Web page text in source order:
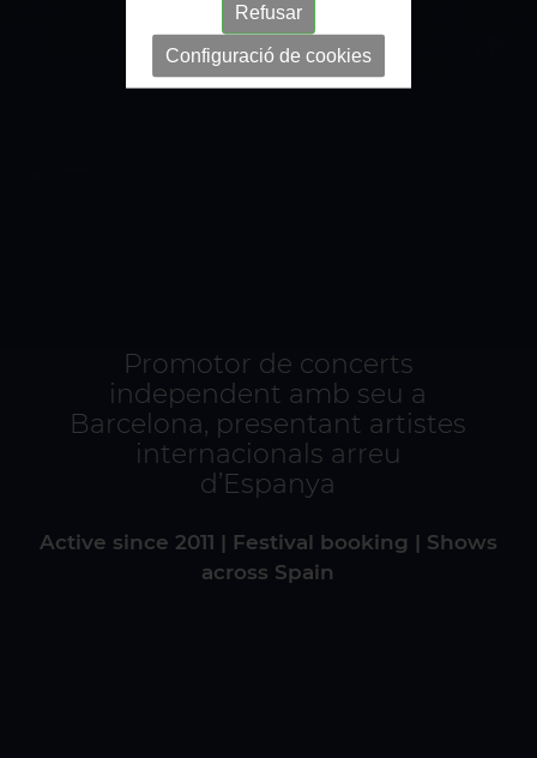
Promotor de concerts
independent amb seu a
Barcelona, presentant artistes
internacionals arreu
d’Espanya
Active since 2011 | Festival booking | Shows
across Spain
Promotor de concerts
independent amb seu a
Barcelona, presentant artistes
internacionals arreu
d’Espanya
Active since 2011 | Festival booking | Shows
across Spain
Refusar
Configuració de cookies